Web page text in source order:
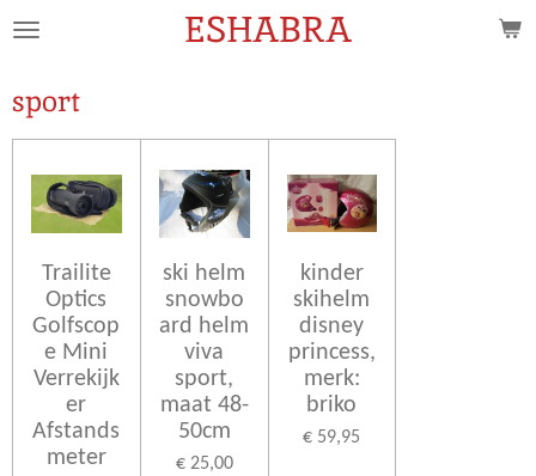
Ga
de
hoofdinhoud
ESHABRA
sport
Trailite
Optics
Golfscop
e Mini
Verrekijk
er
Afstands
meter
ski helm
snowbo
ard helm
viva
sport,
maat 48-
50cm
€ 25,00
kinder
skihelm
disney
princess,
merk:
briko
€ 59,95